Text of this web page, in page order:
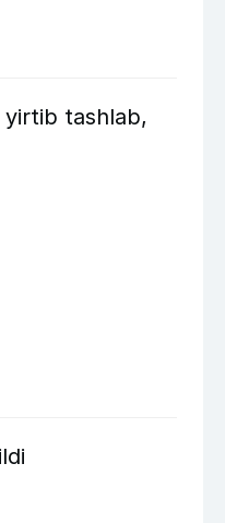
yirtib tashlab,